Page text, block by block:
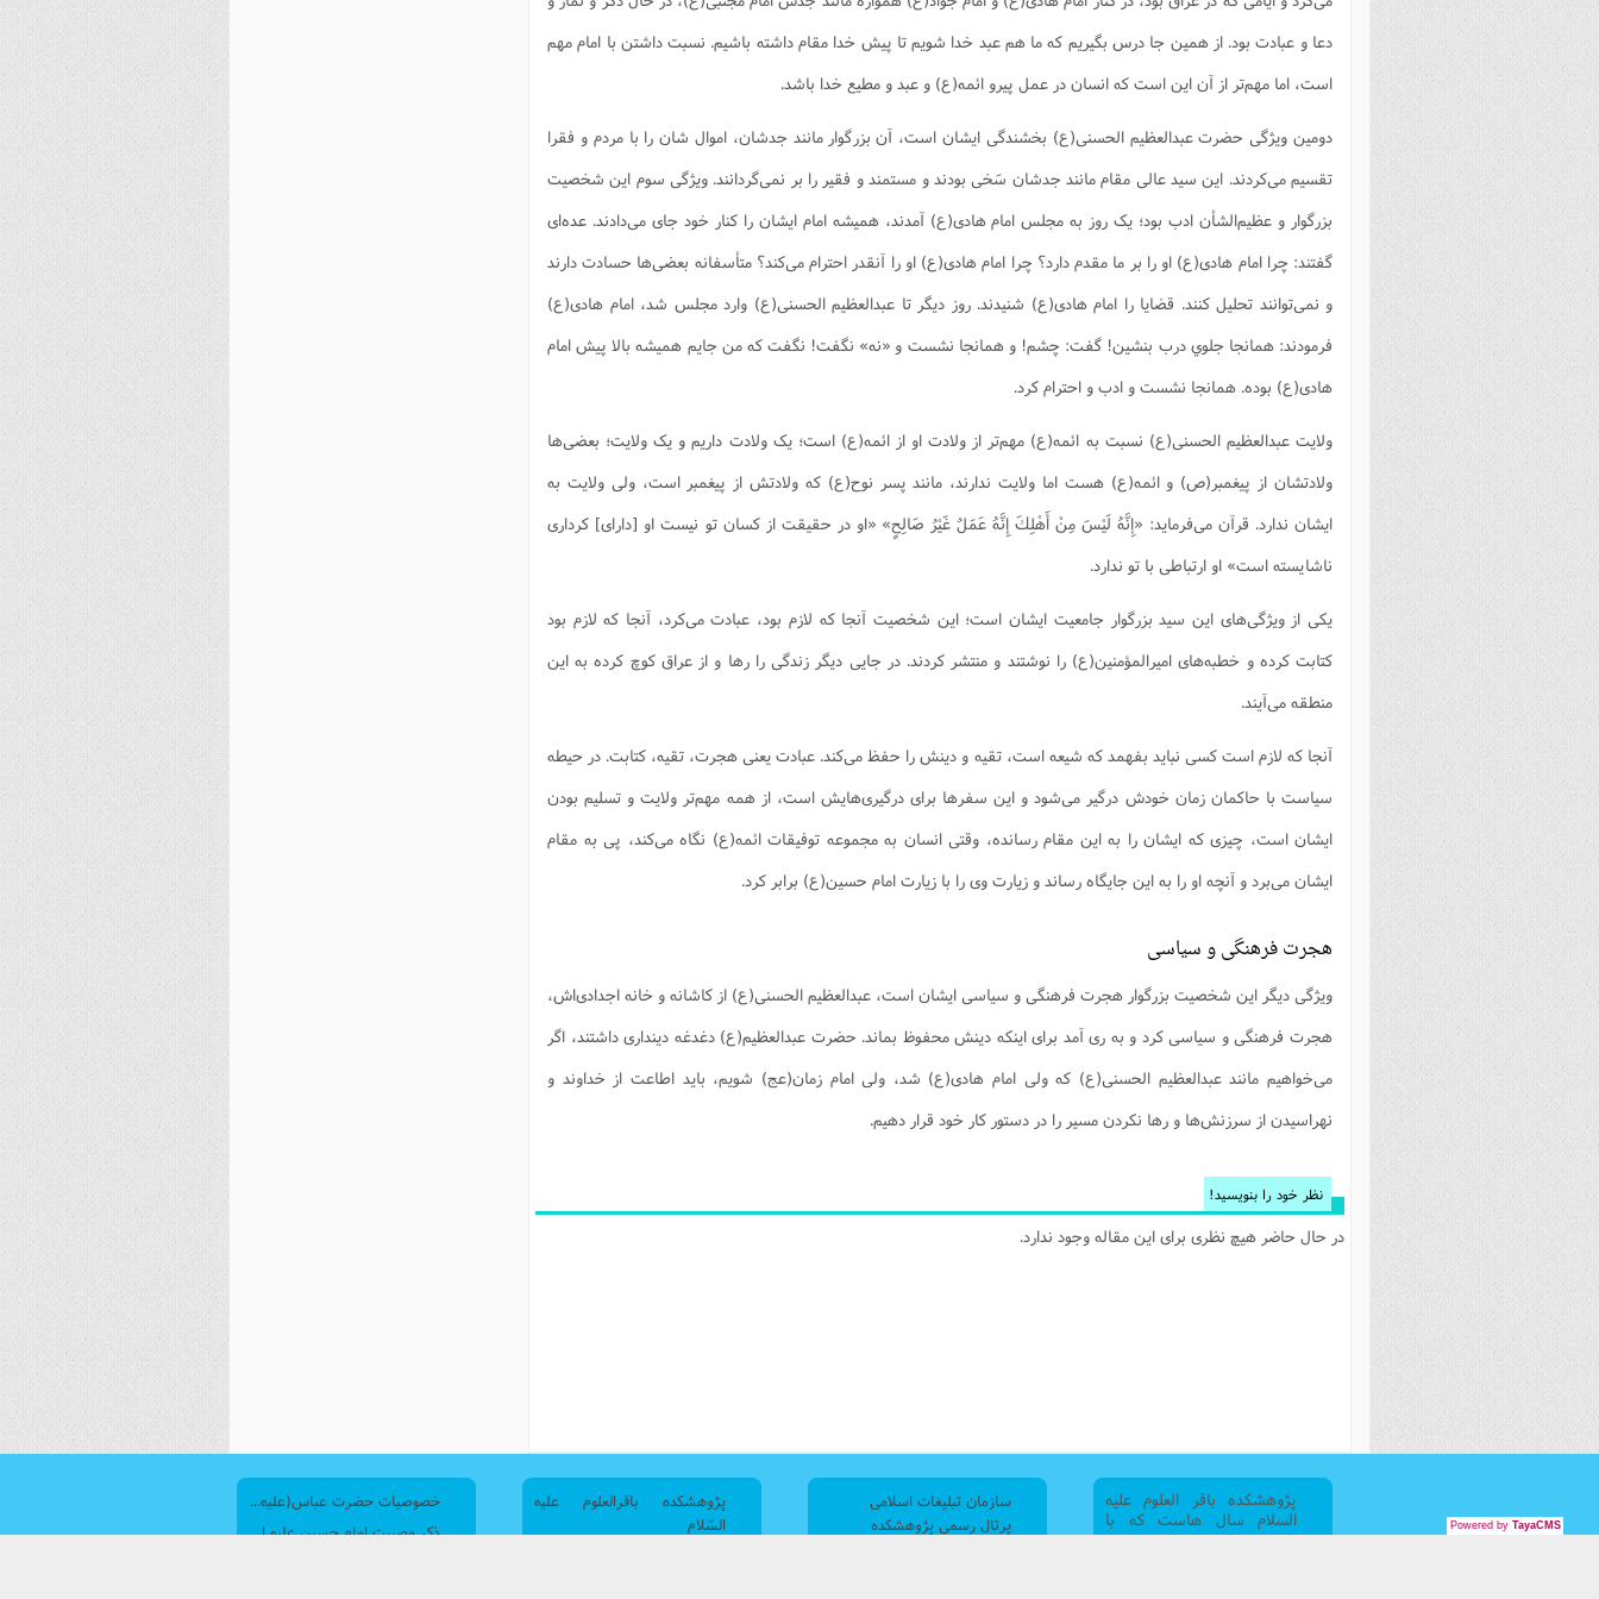
دعا و عبادت بود. از همین جا درس بگیریم که ما هم عبد خدا شویم تا پیش خدا مقام داشته باشیم. نسبت داشتن با امام مهم
است، اما مهم‌تر از آن این است که انسان در عمل پیرو ائمه(ع) و عبد و مطیع خدا باشد.
دومین ویژگی حضرت عبدالعظیم الحسنی(ع) بخشندگی ایشان است، آن بزرگوار مانند جدشان، اموال شان را با مردم و فقرا
تقسیم می‌کردند. این سید عالی مقام مانند جدشان سَخی بودند و مستمند و فقیر را بر نمی‌گردانند. ویژگی سوم این شخصیت
بزرگوار و عظیم‌الشأن ادب بود؛ یک روز به مجلس امام هادی(ع) آمدند، همیشه امام ایشان را کنار خود جای می‌دادند. عده‌ای
گفتند: چرا امام هادی(ع) او را بر ما مقدم دارد؟ چرا امام هادی(ع) او را آنقدر احترام می‌کند؟ متأسفانه بعضی‌ها حسادت دارند
و نمی‌توانند تحلیل کنند. قضایا را امام هادی(ع) شنیدند. روز دیگر تا عبدالعظیم الحسنی(ع) وارد مجلس شد، امام هادی(ع)
فرمودند: همانجا جلوي درب بنشین! گفت: چشم! و همانجا نشست و «نه» نگفت! نگفت که من جایم همیشه بالا پیش امام
هادی(ع) بوده. همانجا نشست و ادب و احترام کرد.
ولایت عبدالعظیم الحسنی(ع) نسبت به ائمه(ع) مهم‌تر از ولادت او از ائمه(ع) است؛ یک ولادت داریم و یک ولایت؛ بعضی‌ها
ولادتشان از پیغمبر(ص) و ائمه(ع) هست اما ولایت ندارند، مانند پسر نوح(ع) که ولادتش از پیغمبر است، ولی ولایت به
ایشان ندارد. قرآن می‌فرماید: «إِنَّهُ لَيْسَ مِنْ أَهْلِكَ إِنَّهُ عَمَلٌ غَيْرُ صَالِحٍ» «او در حقيقت از كسان تو نيست او [داراى] كردارى
ناشايسته است» او ارتباطی با تو ندارد.
یکی از ویژگی‌های این سید بزرگوار جامعیت ایشان است؛ این شخصیت آنجا که لازم بود، عبادت می‌کرد، آنجا که لازم بود
کتابت کرده و خطبه‌های امیرالمؤمنین(ع) را نوشتند و منتشر کردند. در جایی دیگر زندگی را رها و از عراق کوچ کرده به این
منطقه می‌آیند.
آنجا که لازم است کسی نباید بفهمد که شیعه است، تقیه و دینش را حفظ می‌کند. عبادت یعنی هجرت، تقیه، کتابت. در حیطه
سیاست با حاکمان زمان خودش درگیر می‌شود و این سفرها برای درگیری‌هایش است، از همه مهم‌تر ولایت و تسلیم بودن
ایشان است، چیزی که ایشان را به این مقام رسانده، وقتی انسان به مجموعه توفیقات ائمه(ع) نگاه می‌کند، پی به مقام
ایشان می‌برد و آنچه او را به این جایگاه رساند و زیارت وی را با زیارت امام حسین(ع) برابر کرد.
هجرت فرهنگی و سیاسی
ویژگی دیگر این شخصیت بزرگوار هجرت فرهنگی و سیاسی ایشان است، عبدالعظیم الحسنی(ع) از کاشانه و خانه اجدادی‌اش،
هجرت فرهنگی و سیاسی کرد و به ری آمد برای اینکه دینش محفوظ بماند. حضرت عبدالعظیم(ع) دغدغه دینداری داشتند، اگر
می‌خواهیم مانند عبدالعظیم الحسنی(ع) که ولی امام هادی(ع) شد، ولی امام زمان(عج) شویم، باید اطاعت از خداوند و
نهراسیدن از سرزنش‌ها و رها نکردن مسیر را در دستور کار خود قرار دهیم.
نظر خود را بنویسید!
در حال حاضر هیچ نظری برای این مقاله وجود ندارد.
پژوهشکده باقر العلوم علیه
السلام سال هاست که با
تلاش علمی برای تحقق
سازمان تبلیغات اسلامی
پرتال رسمی پژوهشکده
پژوهشکده باقرالعلوم علیه
السّلام
خصوصيات حضرت عباس(عليه السلام)
ذكر مصیبت امام حسین علیه السلام : لحظات وداع امام حسین(ع) با اهل بیت خود
Powered by TayaCMS